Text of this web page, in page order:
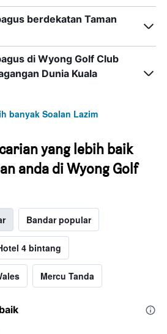
berdekatan Taman
di Wyong Golf Club
Dunia Kuala
banyak Soalan Lazim
yang lebih baik
anda di Wyong Golf
Bandar popular
4 bintang
Mercu Tanda